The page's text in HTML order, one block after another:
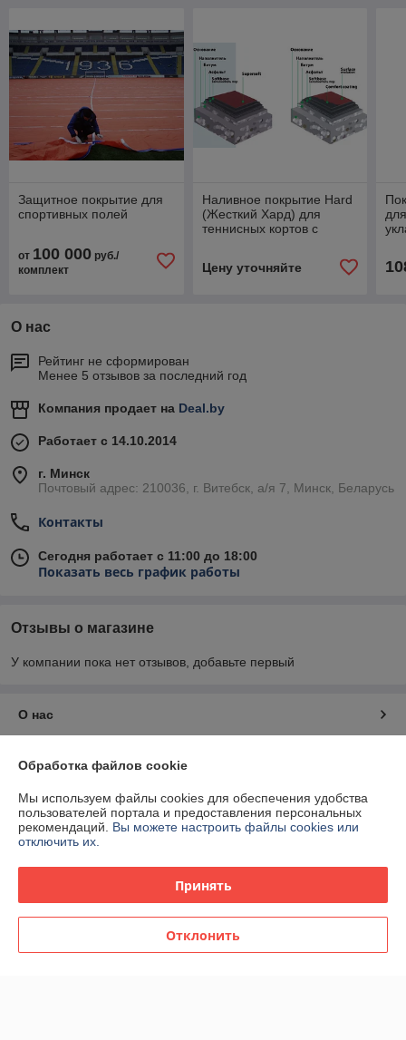
Защитное покрытие для
спортивных полей
от 100 000 руб./
комплект
Наливное покрытие Hard
(Жесткий Хард) для
теннисных кортов с
Цену уточняйте
О нас
Рейтинг не сформирован
Менее 5 отзывов за последний год
Компания продает на Deal.by
Работает с 14.10.2014
г. Минск
Почтовый адрес: 210036, г. Витебск, а/я 7, Минск, Беларусь
Контакты
Сегодня работает с 11:00 до 18:00
Показать весь график работы
Отзывы о магазине
У компании пока нет отзывов, добавьте первый
О нас
Контакты
Доставка и оплата
График работы
Политика обработки cookies
Обработка файлов cookie
Мы используем файлы cookies для обеспечения удобства
пользователей портала и предоставления персональных
рекомендаций. Вы можете настроить файлы cookies или
отключить их.
Принять
Отклонить